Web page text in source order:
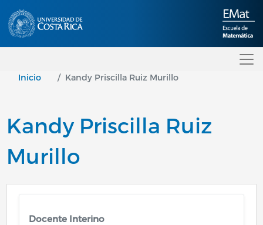
Inicio Kandy Priscilla Ruiz Murillo
Kandy Priscilla Ruiz
Murillo
Docente Interino